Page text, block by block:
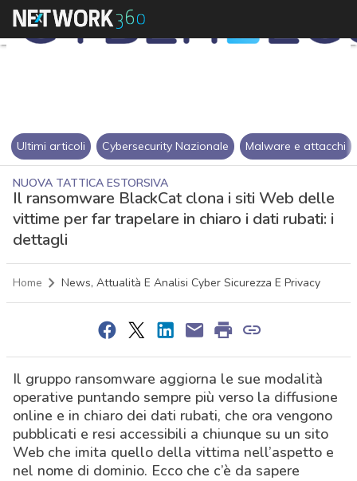
Ultimi articoli Cybersecurity Nazionale Malware e attacchi
NUOVA TATTICA ESTORSIVA
Il ransomware BlackCat clona i siti Web delle
vittime per far trapelare in chiaro i dati rubati: i
dettagli
Home News, Attualità E Analisi Cyber Sicurezza E Privacy
Il gruppo ransomware aggiorna le sue modalità
operative puntando sempre più verso la diffusione
online e in chiaro dei dati rubati, che ora vengono
pubblicati e resi accessibili a chiunque su un sito
Web che imita quello della vittima nell’aspetto e
nel nome di dominio. Ecco che c’è da sapere